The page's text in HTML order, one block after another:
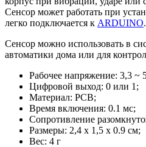
Сенсор может работать при
легко подключается к ARDUINO.
Сенсор можно использовать в
автоматики дома или для
Рабочее напряжение: 3,3 ~
Цифровой выход: 0 или 1;
Материал: PCB;
Время включения: 0.1 мс;
Сопротивление
Размеры: 2,4 х 1,5 х 0.9 cм;
Вес: 4 г